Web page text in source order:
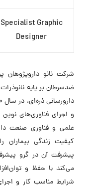
Specialist Graphic
Designer
شرکت نانو داروپژوهان
ضدسرطان بر پایه
و اجرای فناوری‌های
علمی و فناوری صنعت
کیفیت زندگی
پیشرفت آن در گرو
می‌کند با حفظ و
شرایط مناسب کار و